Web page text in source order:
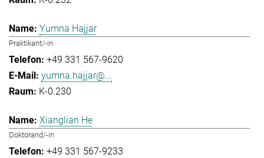
Yumna Hajjar
Praktikant/-in
+49 331 567-9620
yumna.hajjar@...
K-0.230
Xianglian He
Doktorand/-in
+49 331 567-9233